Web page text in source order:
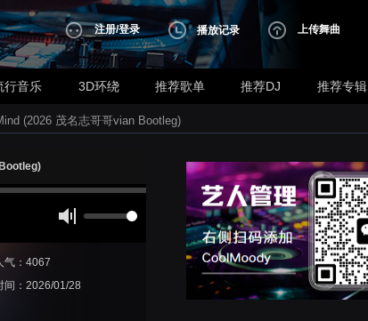
注册/登录 播放记录 上传舞曲
行音乐 3D环绕 推荐歌单 推荐DJ 推荐专辑
(2026 茂名志哥哥vian Bootleg)
气：4067
间：2026/01/28